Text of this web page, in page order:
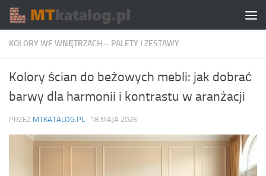
Skip to content
KOLORY WE WNĘTRZACH – PALETY I ZESTAWY
Kolory ścian do beżowych mebli: jak dobrać
barwy dla harmonii i kontrastu w aranżacji
PRZEZ MTKATALOG.PL · 18 MAJA 2026